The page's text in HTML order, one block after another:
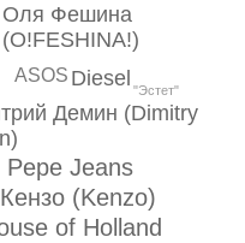
Кензо (Kenzo)
Pepe Jeans
of Holland
Демин (Dimitry
Diesel
Оля Фешина
(O!FESHINA!)
ASOS
"Эстет"